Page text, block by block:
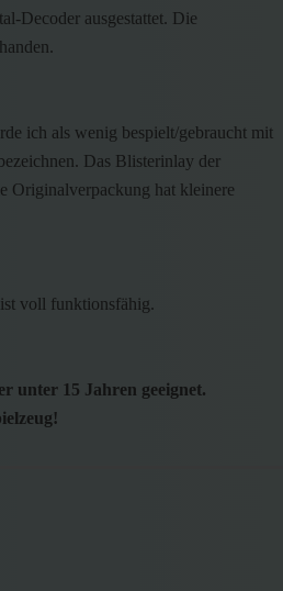
Decoder ausgestattet. Die
ich als wenig bespielt/gebraucht mit
Das Blisterinlay der
Originalverpackung hat kleinere
voll funktionsfähig.
unter 15 Jahren geeignet.